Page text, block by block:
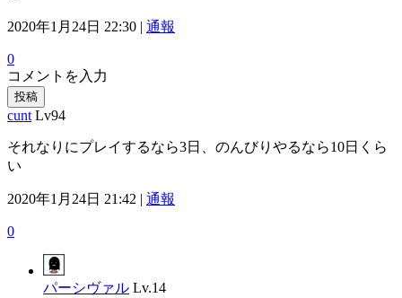
2020年1月24日 22:30 | 通報
0
コメントを入力
投稿
cunt Lv94
それなりにプレイするなら3日、のんびりやるなら10日くら
い
2020年1月24日 21:42 | 通報
0
パーシヴァル Lv.14